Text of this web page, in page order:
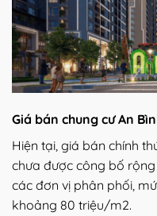
Giá bán chung cư An
Hiện tại, giá bán chính
chưa được công bố
các đơn vị phân phối,
khoảng 80 triệu/m2.